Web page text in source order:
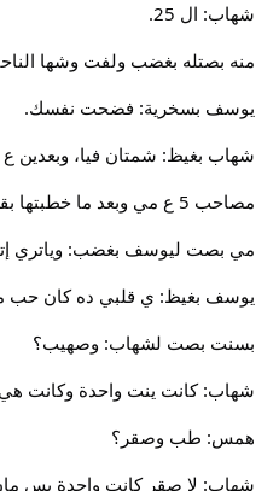
شهاب: ال 25.
منه بصتله بغضب ولفت وشها
يوسف بسخرية: فضحت نفسك.
شهاب بغيظ: شمتان فيا، وبعدين
مصاحب 5 ع مي وبعد ما خطبتها بقوا 4 وبعد جوازكم بقوا 3.
مي بصت ليوسف بغضب: وياتري
يوسف بغيظ: ي قلبي ده كان حب
بسنت بصت لشهاب: وصهيب؟
شهاب: كانت ينت واحدة وكانت هي
همس: طب وصقر؟
شهاب: لا صقر كانت واحدة بس